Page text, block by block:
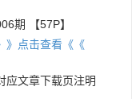
期 【57P】
》点击查看《《
应文章下载页注明